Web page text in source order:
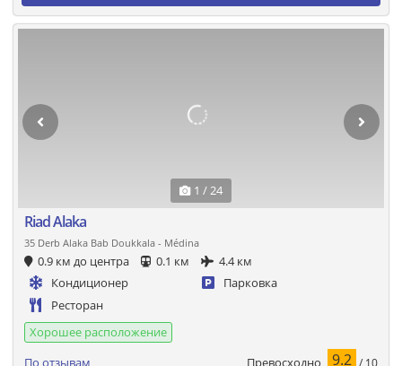
1 / 24
Riad Alaka
35 Derb Alaka Bab Doukkala - Médina
0.9 км до центра 0.1 км
4.4 км
Кондиционер
Парковка
Ресторан
Хорошее расположение
По отзывам
Превосходно 9.2 / 10